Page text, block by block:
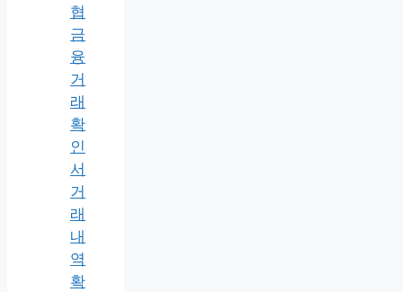
협
금
융
거
래
확
인
서
거
래
내
역
확